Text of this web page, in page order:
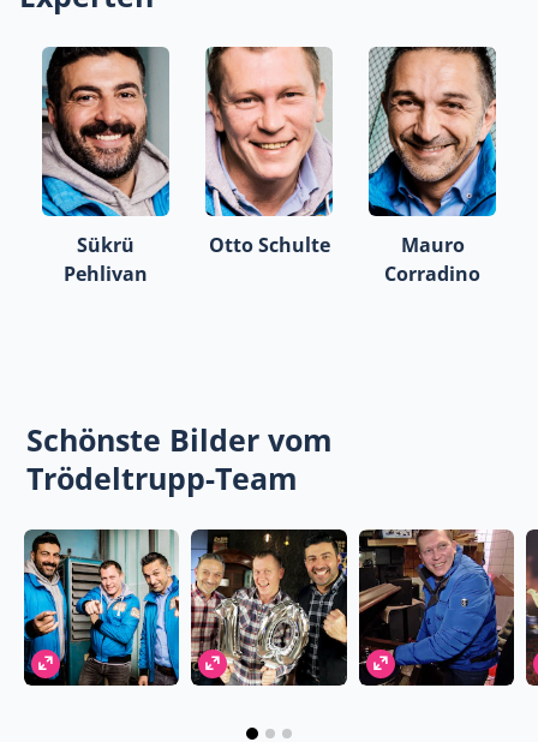
Sükrü
Pehlivan
Otto Schulte
Mauro
Corradino
Schönste Bilder vom
Trödeltrupp-Team